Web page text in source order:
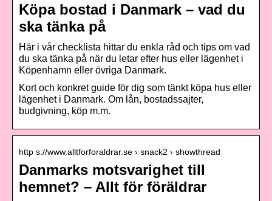
Köpa bostad i Danmark – vad du
ska tänka på
Här i vår checklista hittar du enkla råd och tips om vad
du ska tänka på när du letar efter hus eller lägenhet i
Köpenhamn eller övriga Danmark.
Kort och konkret guide för dig som tänkt köpa hus eller
lägenhet i Danmark. Om lån, bostadssajter,
budgivning, köp m.m.
http s://www.alltforforaldrar.se › snack2 › showthread
Danmarks motsvarighet till
hemnet? – Allt för föräldrar